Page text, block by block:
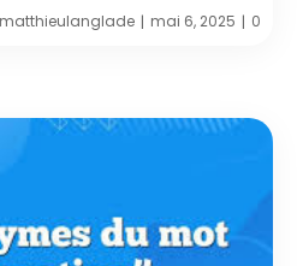
matthieulanglade | mai 6, 2025 | 0